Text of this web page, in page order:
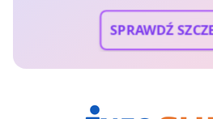
SPRAWDŹ